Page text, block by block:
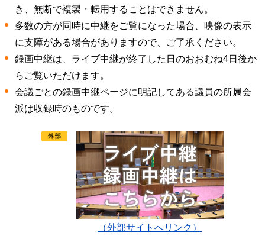
き、無断で複製・転用することはできません。
多数の方が同時に中継をご覧になった場合、映像の表示
に支障がある場合がありますので、ご了承ください。
録画中継は、ライブ中継が終了した日のおおむね4日後か
らご覧いただけます。
会議ごとの録画中継ページに明記してある議員の所属会
派は収録時のものです。
（外部サイトへリンク）